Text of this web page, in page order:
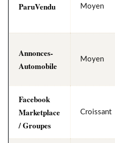
ParuVendu Moyen
Annonces-
Automobile
Moyen
Facebook
Marketplace
/ Groupes
Croissant